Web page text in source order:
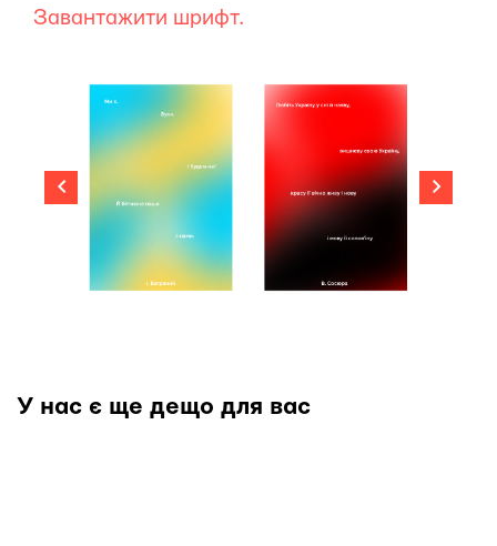
Завантажити шрифт.
У нас є ще дещо для вас